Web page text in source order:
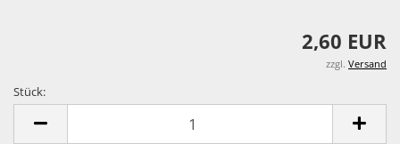
2,60 EUR
zzgl. Versand
Stück: